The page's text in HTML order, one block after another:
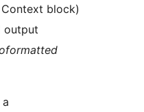
block)
output